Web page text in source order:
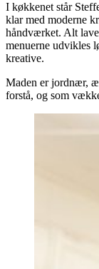
I køkkenet står
klar med moderne
håndværket. Alt
menuerne udvikles
kreative.
Maden er jordnær,
forstå, og som